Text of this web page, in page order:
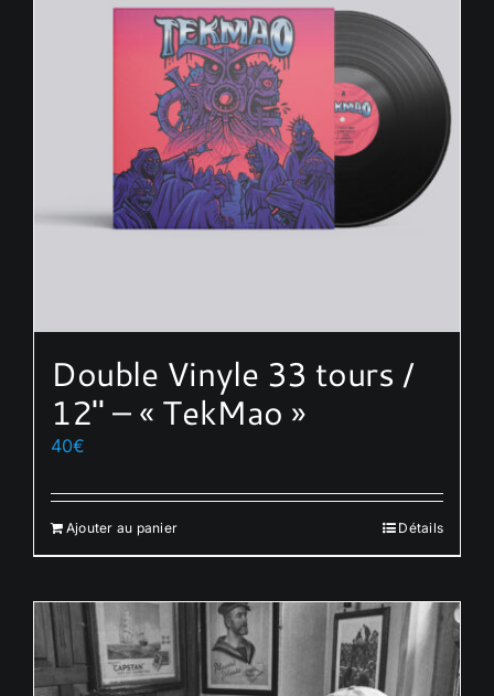
Double Vinyle 33 tours /
12″ – « TekMao »
40€
Ajouter au panier Détails